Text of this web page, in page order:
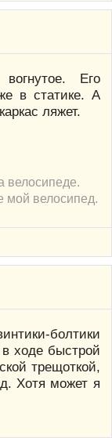
Его
в статике. А
ляжет.
велосипеде.
мой велосипед.
болтики
ходе быстрой
трещоткой,
Хотя может я